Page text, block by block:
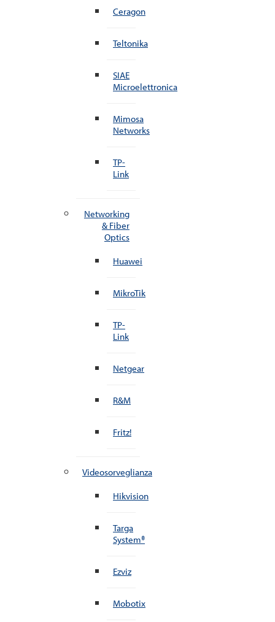
Ceragon
Teltonika
SIAE
Microelettronica
Mimosa
Networks
TP-
Link
Networking
& Fiber
Optics
Huawei
MikroTik
TP-
Link
Netgear
R&M
Fritz!
Videosorveglianza
Hikvision
Targa
System®
Ezviz
Mobotix